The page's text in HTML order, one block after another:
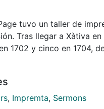
tuvo un taller de
Tras llegar a Xàtiva
1702 y cinco en 1704,
rastro con que contamos
de este impresor local
eclesiástico y civil, que
, Impremta, Sermons